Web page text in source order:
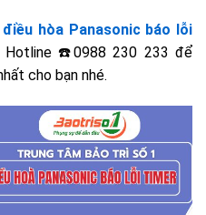
điều hòa Panasonic báo lỗi
Hotline ☎️0988 230 233 để
cho bạn nhé.